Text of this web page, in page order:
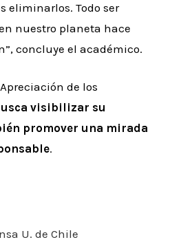
eliminarlos. Todo ser
nuestro planeta hace
concluye el académico.
de los
visibilizar su
promover una mirada
.
U. de Chile